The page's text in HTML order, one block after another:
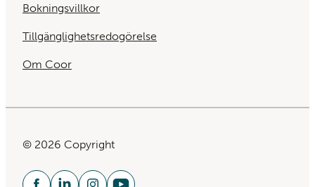
Bokningsvillkor
Tillgänglighetsredogörelse
Om Coor
© 2026 Copyright